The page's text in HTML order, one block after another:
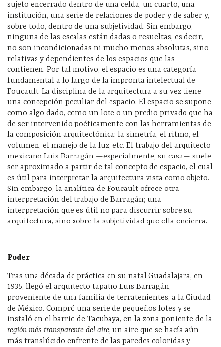
sujeto encerrado dentro de una celda, un cuarto, una
institución, una serie de relaciones de poder y de saber y,
sobre todo, dentro de una subjetividad. Sin embargo,
ninguna de las escalas están dadas o resueltas, es decir,
no son incondicionadas ni mucho menos absolutas, sino
relativas y dependientes de los espacios que las
contienen. Por tal motivo, el espacio es una categoría
fundamental a lo largo de la impronta intelectual de
Foucault. La disciplina de la arquitectura a su vez tiene
una concepción peculiar del espacio. El espacio se supone
como algo dado, como un lote o un predio privado que ha
de ser intervenido poéticamente con las herramientas de
la composición arquitectónica: la simetría, el ritmo, el
volumen, el manejo de la luz, etc. El trabajo del arquitecto
mexicano Luis Barragán —especialmente, su casa— suele
ser aproximado a partir de tal concepto de espacio, el cual
es útil para interpretar la arquitectura vista como objeto.
Sin embargo, la analítica de Foucault ofrece otra
interpretación del trabajo de Barragán; una
interpretación que es útil no para discurrir sobre su
arquitectura, sino sobre la subjetividad que ella encierra.
Poder
Tras una década de práctica en su natal Guadalajara, en
1935, llegó el arquitecto tapatio Luis Barragán,
proveniente de una familia de terratenientes, a la Ciudad
de México. Compró una serie de pequeños lotes y se
instaló en el barrio de Tacubaya, en la zona poniente de la
región más transparente del aire, un aire que se hacía aún
más translúcido enfrente de las paredes coloridas y